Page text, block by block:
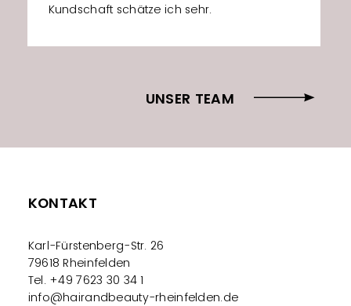
Kundschaft schätze ich sehr.
UNSER TEAM
KONTAKT
Karl-Fürstenberg-Str. 26
79618 Rheinfelden
Tel. +49 7623 30 34 1
info@hairandbeauty-rheinfelden.de